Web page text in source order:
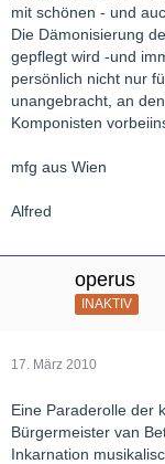
mit schönen - und
Die Dämonisierung
gepflegt wird -und
persönlich nicht nur
unangebracht, an
Komponisten
mfg aus Wien
Alfred
operus
INAKTIV
17. März 2010
Eine Paraderolle der
Bürgermeister van
Inkarnation